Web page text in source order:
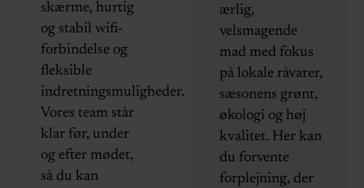
skærme, hurtig
og stabil wifi-
forbindelse og
fleksible
indretningsmuligheder.
Vores team står
klar før, under
og efter mødet,
så du kan
ærlig,
velsmagende
mad med fokus
på lokale råvarer,
sæsonens grønt,
økologi og høj
kvalitet. Her kan
du forvente
forplejning, der